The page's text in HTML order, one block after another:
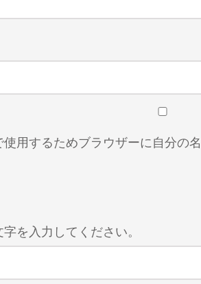
用するためブラウザーに自分の
を入力してください。